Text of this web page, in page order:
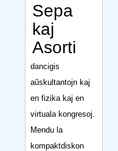
Sepa
kaj
Asorti
dancigis
aŭskultantojn kaj
en fizika kaj en
virtuala kongresoj.
Mendu la
kompaktdiskon